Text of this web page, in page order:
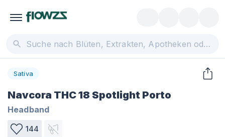
Sativa
Navcora THC 18 Spotlight Porto
Headband
144